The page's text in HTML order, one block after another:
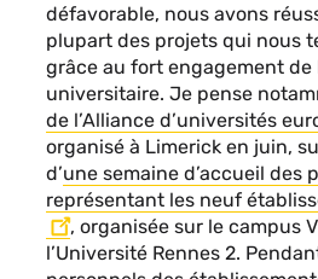
défavorable, nous avons
plupart des projets qui nous
grâce au fort engagement
universitaire. Je pense
de l’Alliance d’universités
organisé à Limerick en juin,
d’une semaine d’accueil des
représentant les neuf
, organisée sur le campus
l’Université Rennes 2.